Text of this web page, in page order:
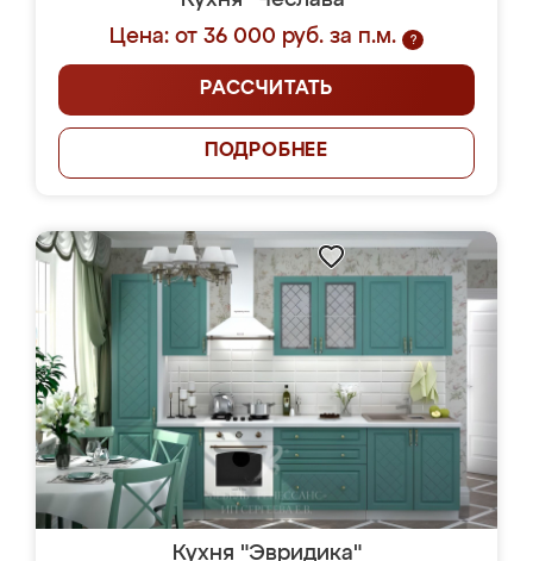
Цена: от 36 000 руб. за п.м.
?
РАССЧИТАТЬ
ПОДРОБНЕЕ
Кухня "Эвридика"